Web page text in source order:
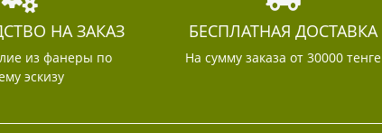
НА ЗАКАЗ
из фанеры по
эскизу
БЕСПЛАТНАЯ ДОСТАВКА
На сумму заказа от 30000 тенге